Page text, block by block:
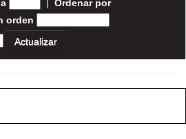
| Ordenar por
orden